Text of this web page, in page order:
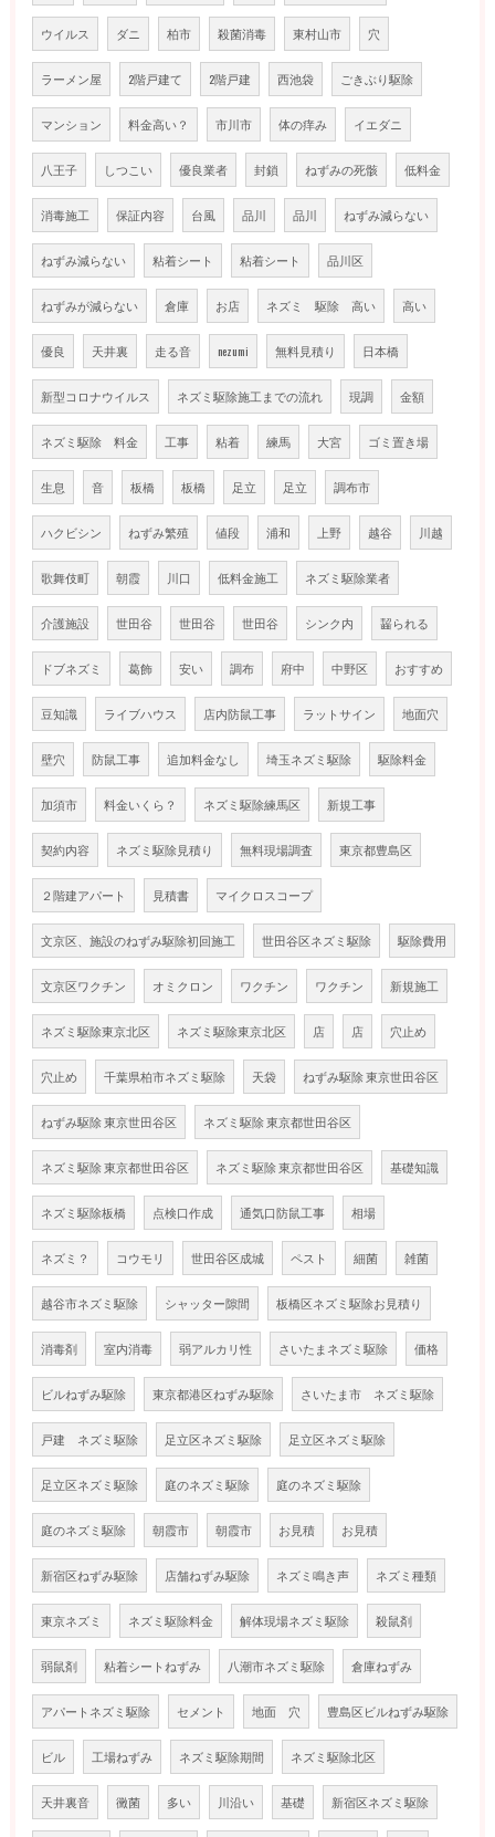
ウイルス ダニ 柏市 殺菌消毒 東村山市 穴
ラーメン屋 2階戸建て 2階戸建 西池袋 ごきぶり駆除
マンション 料金高い？ 市川市 体の痒み イエダニ
八王子 しつこい 優良業者 封鎖 ねずみの死骸 低料金
消毒施工 保証内容 台風 品川 品川 ねずみ減らない
ねずみ減らない 粘着シート 粘着シート 品川区
ねずみが減らない 倉庫 お店 ネズミ 駆除 高い 高い
優良 天井裏 走る音 nezumi 無料見積り 日本橋
新型コロナウイルス ネズミ駆除施工までの流れ 現調 金額
ネズミ駆除 料金 工事 粘着 練馬 大宮 ゴミ置き場
生息 音 板橋 板橋 足立 足立 調布市
ハクビシン ねずみ繁殖 値段 浦和 上野 越谷 川越
歌舞伎町 朝霞 川口 低料金施工 ネズミ駆除業者
介護施設 世田谷 世田谷 世田谷 シンク内 齧られる
ドブネズミ 葛飾 安い 調布 府中 中野区 おすすめ
豆知識 ライブハウス 店内防鼠工事 ラットサイン 地面穴
壁穴 防鼠工事 追加料金なし 埼玉ネズミ駆除 駆除料金
加須市 料金いくら？ ネズミ駆除練馬区 新規工事
契約内容 ネズミ駆除見積り 無料現場調査 東京都豊島区
２階建アパート 見積書 マイクロスコープ
文京区、施設のねずみ駆除初回施工 世田谷区ネズミ駆除 駆除費用
文京区ワクチン オミクロン ワクチン ワクチン 新規施工
ネズミ駆除東京北区 ネズミ駆除東京北区 店 店 穴止め
穴止め 千葉県柏市ネズミ駆除 天袋 ねずみ駆除 東京世田谷区
ねずみ駆除 東京世田谷区 ネズミ駆除 東京都世田谷区
ネズミ駆除 東京都世田谷区 ネズミ駆除 東京都世田谷区 基礎知識
ネズミ駆除板橋 点検口作成 通気口防鼠工事 相場
ネズミ？ コウモリ 世田谷区成城 ペスト 細菌 雑菌
越谷市ネズミ駆除 シャッター隙間 板橋区ネズミ駆除お見積り
消毒剤 室内消毒 弱アルカリ性 さいたまネズミ駆除 価格
ビルねずみ駆除 東京都港区ねずみ駆除 さいたま市 ネズミ駆除
戸建 ネズミ駆除 足立区ネズミ駆除 足立区ネズミ駆除
足立区ネズミ駆除 庭のネズミ駆除 庭のネズミ駆除
庭のネズミ駆除 朝霞市 朝霞市 お見積 お見積
新宿区ねずみ駆除 店舗ねずみ駆除 ネズミ鳴き声 ネズミ種類
東京ネズミ ネズミ駆除料金 解体現場ネズミ駆除 殺鼠剤
弱鼠剤 粘着シートねずみ 八潮市ネズミ駆除 倉庫ねずみ
アパートネズミ駆除 セメント 地面 穴 豊島区ビルねずみ駆除
ビル 工場ねずみ ネズミ駆除期間 ネズミ駆除北区
天井裏音 黴菌 多い 川沿い 基礎 新宿区ネズミ駆除